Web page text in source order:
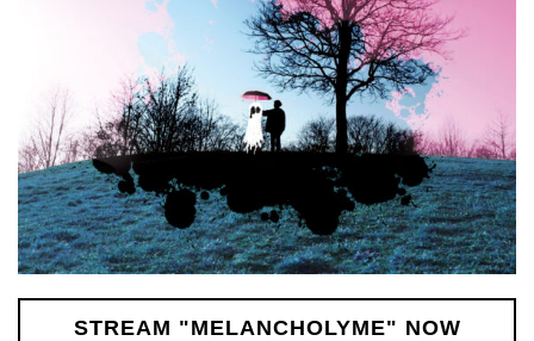
STREAM "MELANCHOLYME" NOW